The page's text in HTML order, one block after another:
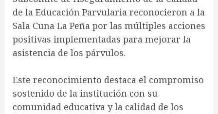
de la Educación Parvularia reconocieron a la
Sala Cuna La Peña por las múltiples acciones
positivas implementadas para mejorar la
asistencia de los párvulos.
Este reconocimiento destaca el compromiso
sostenido de la institución con su
comunidad educativa y la calidad de los